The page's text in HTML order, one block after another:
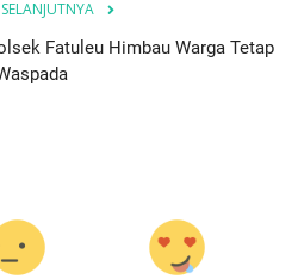
Fatuleu Himbau Warga Tetap